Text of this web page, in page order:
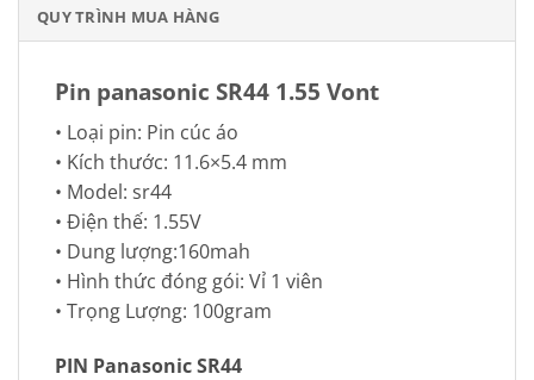
QUY TRÌNH MUA HÀNG
Pin panasonic SR44 1.55 Vont
• Loại pin: Pin cúc áo
• Kích thước: 11.6×5.4 mm
• Model: sr44
• Điện thế: 1.55V
• Dung lượng:160mah
• Hình thức đóng gói: Vỉ 1 viên
• Trọng Lượng: 100gram
PIN Panasonic SR44